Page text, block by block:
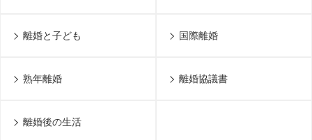
離婚と子ども 国際離婚
熟年離婚 離婚協議書
離婚後の生活